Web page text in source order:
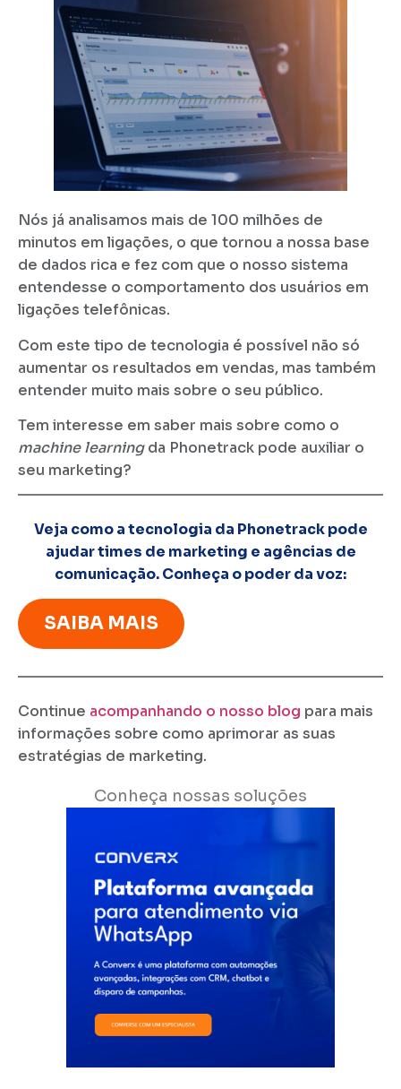
Nós já analisamos mais de 100 milhões de
minutos em ligações, o que tornou a nossa base
de dados rica e fez com que o nosso sistema
entendesse o comportamento dos usuários em
ligações telefônicas.
Com este tipo de tecnologia é possível não só
aumentar os resultados em vendas, mas também
entender muito mais sobre o seu público.
Tem interesse em saber mais sobre como o
machine learningda Phonetrack pode auxiliar o
seu marketing?
Veja como a tecnologia da Phonetrack pode
ajudar times de marketing e agências de
comunicação. Conheça o poder da voz:
SAIBA MAIS
Continue acompanhando o nosso blog para mais
informações sobre como aprimorar as suas
estratégias de marketing.
Conheça nossas soluções